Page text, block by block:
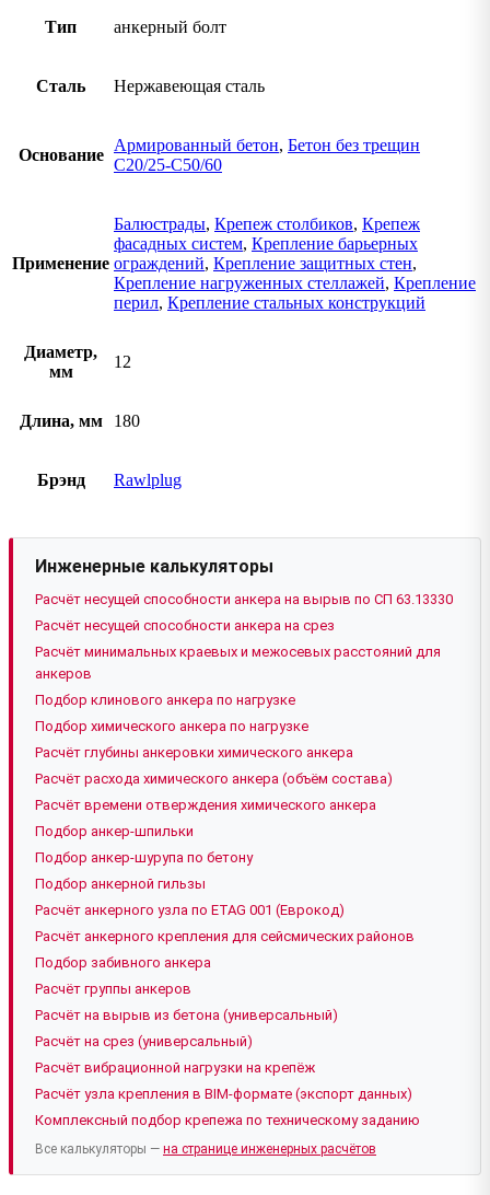
Тип анкерный болт
Сталь Нержавеющая сталь
Основание
Армированный бетон, Бетон без трещин
C20/25-C50/60
Применение
Балюстрады, Крепеж столбиков, Крепеж
фасадных систем, Крепление барьерных
ограждений, Крепление защитных стен,
Крепление нагруженных стеллажей, Крепление
перил, Крепление стальных конструкций
Диаметр,
мм
12
Длина, мм 180
Брэнд Rawlplug
Инженерные калькуляторы
Расчёт несущей способности анкера на вырыв по СП 63.13330
Расчёт несущей способности анкера на срез
Расчёт минимальных краевых и межосевых расстояний для
анкеров
Подбор клинового анкера по нагрузке
Подбор химического анкера по нагрузке
Расчёт глубины анкеровки химического анкера
Расчёт расхода химического анкера (объём состава)
Расчёт времени отверждения химического анкера
Подбор анкер-шпильки
Подбор анкер-шурупа по бетону
Подбор анкерной гильзы
Расчёт анкерного узла по ETAG 001 (Еврокод)
Расчёт анкерного крепления для сейсмических районов
Подбор забивного анкера
Расчёт группы анкеров
Расчёт на вырыв из бетона (универсальный)
Расчёт на срез (универсальный)
Расчёт вибрационной нагрузки на крепёж
Расчёт узла крепления в BIM-формате (экспорт данных)
Комплексный подбор крепежа по техническому заданию
Все калькуляторы — на странице инженерных расчётов